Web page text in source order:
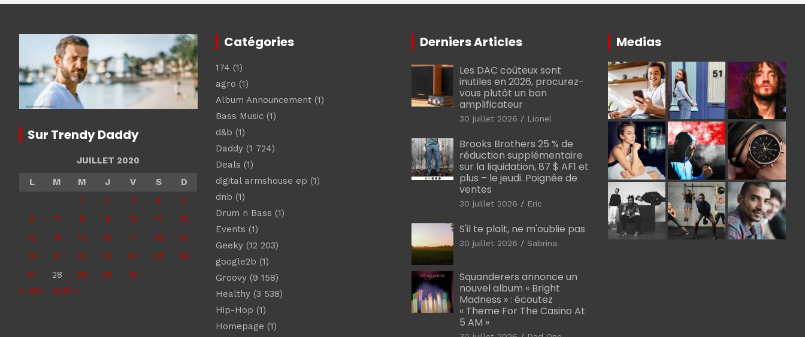
Sur Trendy Daddy
JUILLET 2020
L
M M J V S
D
1
2 3 4
5
6
7 8 9 10 11
12
13
14 15 16 17 18
19
20
21 22 23 24 25
26
27
28 29 30
31
« Juin
Août »
Catégories
174 (1)
agro (1)
Album Announcement(1)
Bass Music(1)
d&b (1)
Daddy(1 724)
Deals (1)
digital armshouse ep (1)
dnb (1)
Drum n Bass (1)
Events (1)
Geeky(12 203)
google2b (1)
Groovy(9 158)
Healthy(3 538)
Hip-Hop (1)
Homepage (1)
Derniers Articles
Les DAC coûteux sont
inutiles en 2026, procurez-
vous plutôt un bon
amplificateur
30 juillet 2026 Lionel
Brooks Brothers 25 % de
réduction supplémentaire
sur la liquidation, 87 $ AF1 et
plus – le jeudi. Poignée de
ventes
30 juillet 2026 Eric
S'il te plaît, ne m'oublie pas
30 juillet 2026 Sabrina
Squanderers annonce un
nouvel album « Bright
Madness » : écoutez
« Theme For The Casino At
5 AM »
Medias